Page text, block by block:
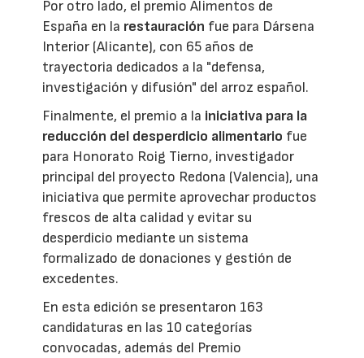
Por otro lado, el premio Alimentos de
España en la restauración fue para Dársena
Interior (Alicante), con 65 años de
trayectoria dedicados a la "defensa,
investigación y difusión" del arroz español.
Finalmente, el premio a la iniciativa para la
reducción del desperdicio alimentario fue
para Honorato Roig Tierno, investigador
principal del proyecto Redona (Valencia), una
iniciativa que permite aprovechar productos
frescos de alta calidad y evitar su
desperdicio mediante un sistema
formalizado de donaciones y gestión de
excedentes.
En esta edición se presentaron 163
candidaturas en las 10 categorías
convocadas, además del Premio